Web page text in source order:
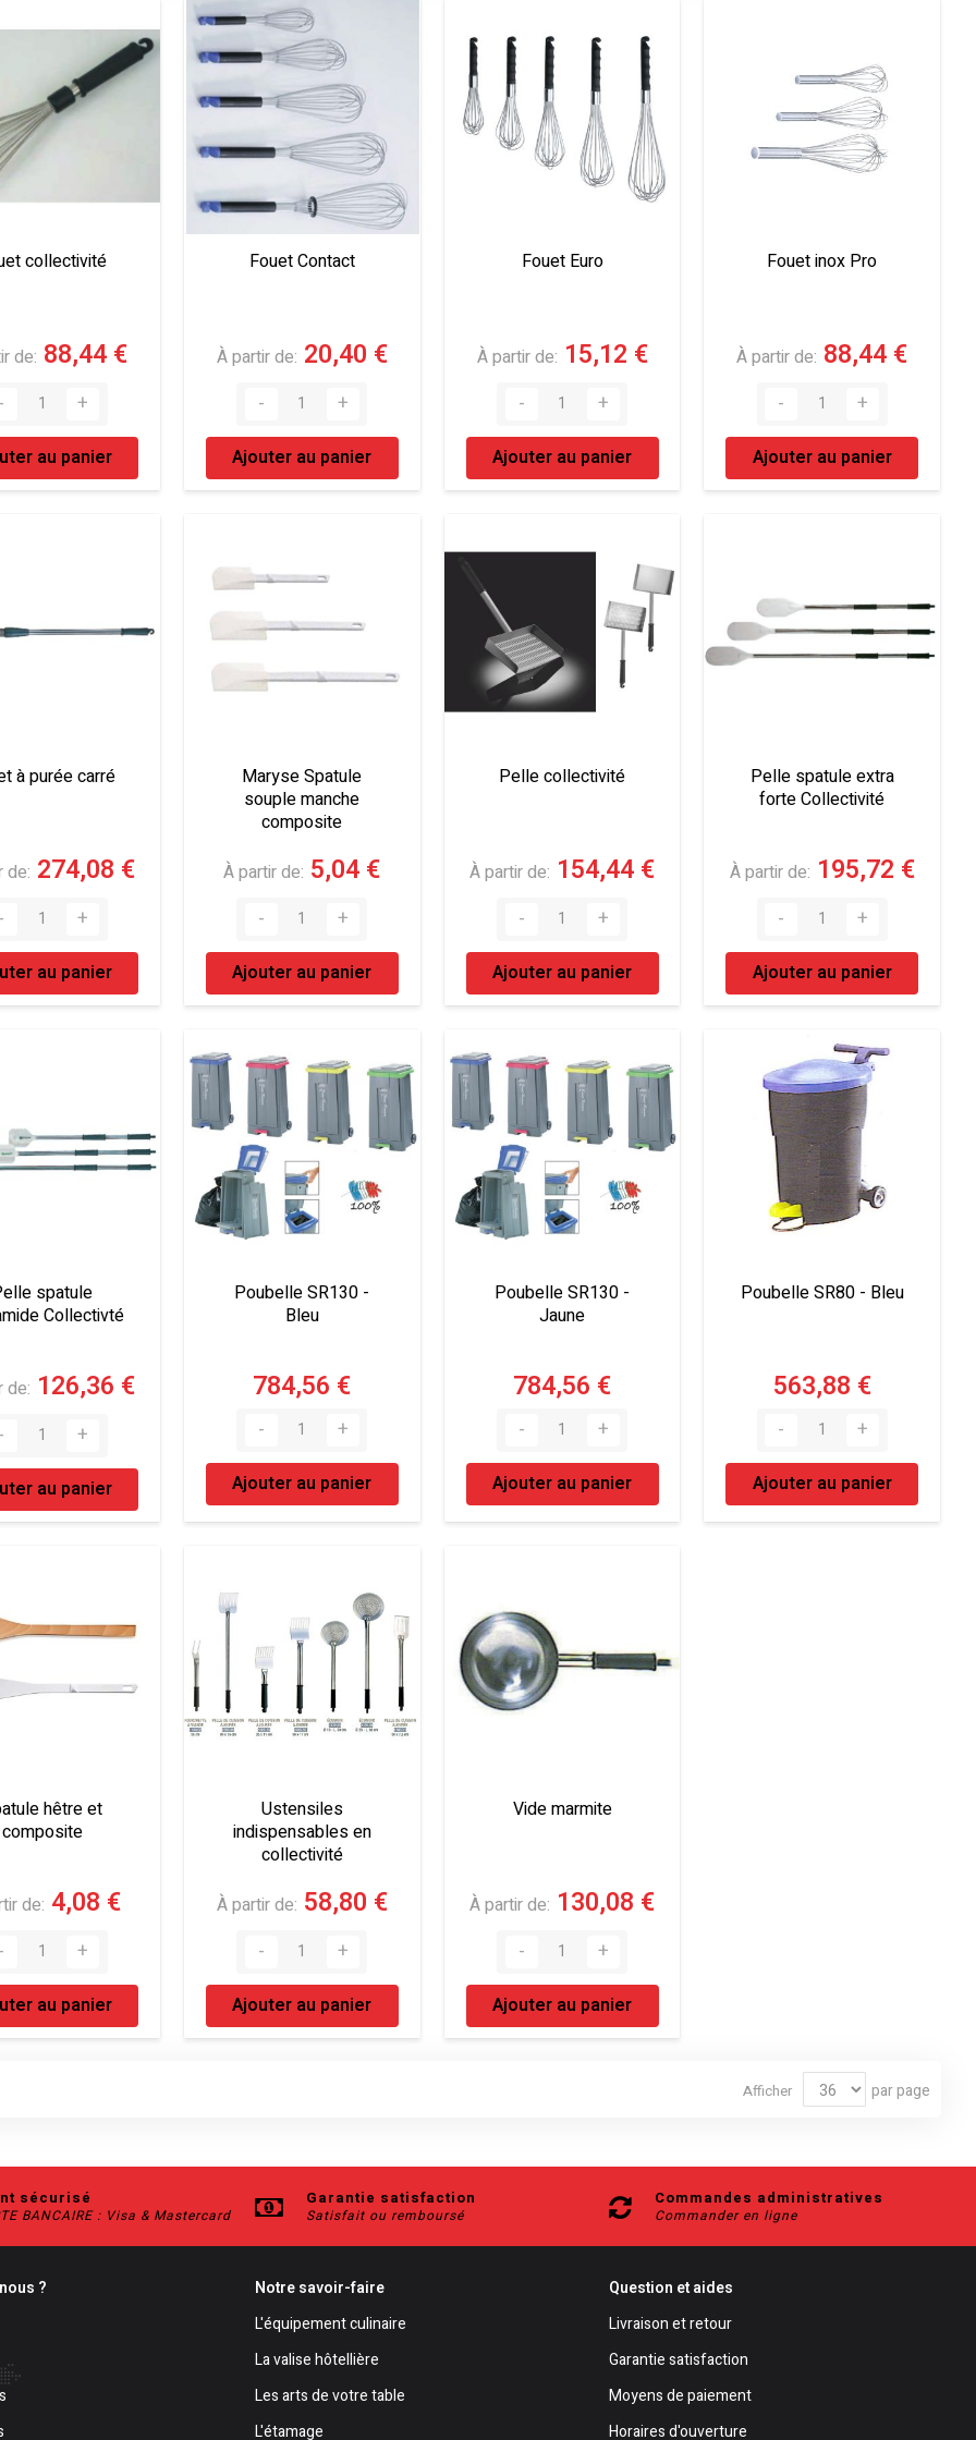
collectivité
de 88,44 €
au panier
Fouet Contact
À partir de 20,40 €
Ajouter au panier
Fouet Euro
À partir de 15,12 €
Ajouter au panier
Fouet inox Pro
À partir de 88,44 €
Ajouter au panier
à purée carré
de 274,08 €
au panier
Maryse Spatule
souple manche
composite
À partir de 5,04 €
Ajouter au panier
Pelle collectivité
À partir de 154,44 €
Ajouter au panier
Pelle spatule extra
forte Collectivité
À partir de 195,72 €
Ajouter au panier
spatule
Collectivté
de 126,36 €
au panier
Poubelle SR130 -
Bleu
784,56 €
Ajouter au panier
Poubelle SR130 -
Jaune
784,56 €
Ajouter au panier
Poubelle SR80 - Bleu
563,88 €
Ajouter au panier
hêtre et
composite
de 4,08 €
au panier
Ustensiles
indispensables en
collectivité
À partir de 58,80 €
Ajouter au panier
Vide marmite
À partir de 130,08 €
Ajouter au panier
Afficher par page
sécurisé
BANCAIRE : Visa & Mastercard
Garantie satisfaction
Satisfait ou remboursé
Commandes administratives
Commander en ligne
?
Notre savoir-faire
L'équipement culinaire
La valise hôtellière
Les arts de votre table
L'étamage
Question et aides
Livraison et retour
Garantie satisfaction
Moyens de paiement
Horaires d'ouverture